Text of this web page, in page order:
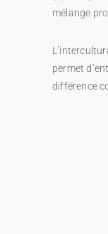
mélange
permet
différence